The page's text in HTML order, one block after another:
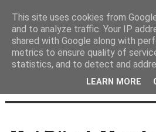
This site uses cookies from
and to analyze traffic. Your IP
shared with Google along with
metrics to ensure quality of
statistics, and to detect and
LEARN MORE